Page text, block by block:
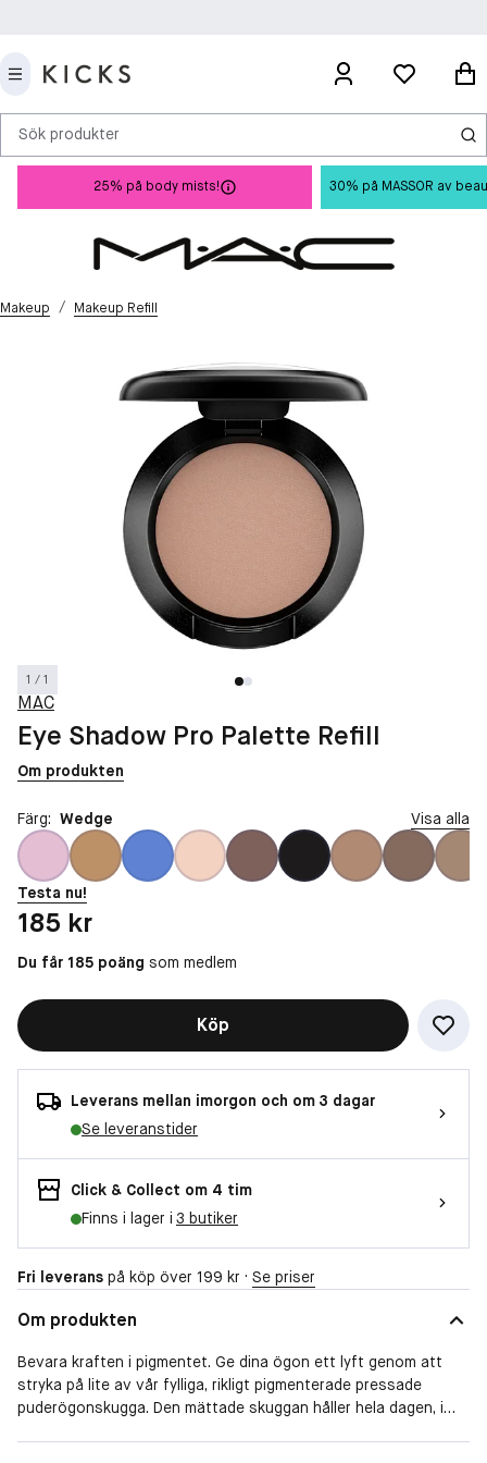
Sök produkter
25% på body mists! 30% på MASSOR av
Makeup / Makeup Refill
1 / 1
MAC
Eye Shadow Pro Palette Refill
Om produkten
Färg: Wedge Visa alla
Testa nu!
Pris: 185 kr
185 kr
Du får 185 poäng som medlem
Köp
Leverans mellan imorgon och om 3 dagar
Se leveranstider
Click & Collect om 4 tim
Finns i lager i 3 butiker
Fri leverans på köp över 199 kr · Se priser
Om produkten
Bevara kraften i pigmentet. Ge dina ögon ett lyft genom att
stryka på lite av vår fylliga, rikligt pigmenterade pressade
puderögonskugga. Den mättade skuggan håller hela dagen, i